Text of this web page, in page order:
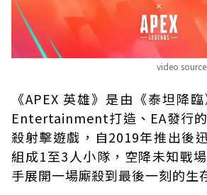
video source:
《APEX 英雄》是由《泰坦降
Entertainment打造、EA發行
殺射擊遊戲，自2019年推出後
組成1至3人小隊，空降未知戰
手展開一場廝殺到最後一刻的生